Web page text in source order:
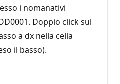
i nomanativi
Doppio click sul
a dx nella cella
il basso).